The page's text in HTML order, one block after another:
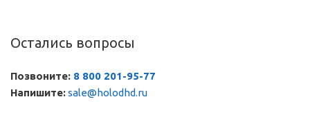
Остались вопросы
Позвоните: 8 800 201-95-77
Напишите:sale@holodhd.ru